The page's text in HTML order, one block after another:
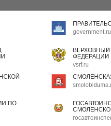
government.ru
ФЕДЕРАЦИИ
vsrf.ru
ПО